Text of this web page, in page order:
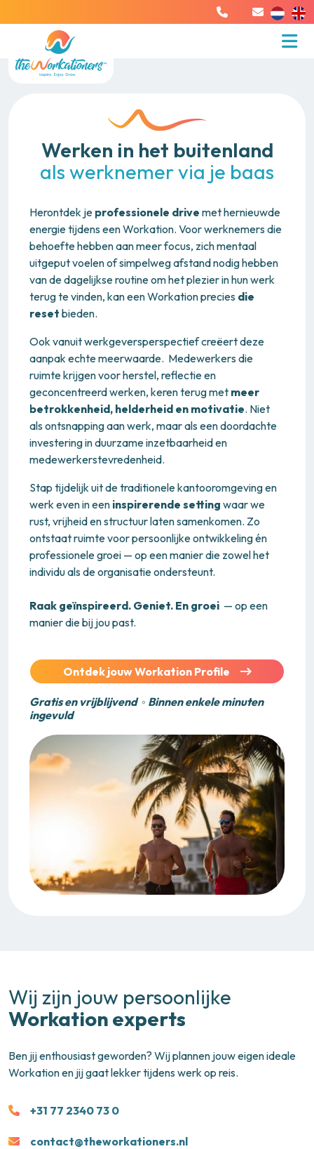
Werknemer
Werken in het buitenland
als werknemer via je baas
Herontdek je professionele drive met hernieuwde
energie tijdens een Workation. Voor werknemers die
behoefte hebben aan meer focus, zich mentaal
uitgeput voelen of simpelweg afstand nodig hebben
van de dagelijkse routine om het plezier in hun werk
terug te vinden, kan een Workation precies die
reset bieden.
Ook vanuit werkgeversperspectief creëert deze
aanpak echte meerwaarde. Medewerkers die
ruimte krijgen voor herstel, reflectie en
geconcentreerd werken, keren terug met meer
betrokkenheid, helderheid en motivatie. Niet
als ontsnapping aan werk, maar als een doordachte
investering in duurzame inzetbaarheid en
medewerkerstevredenheid.
Stap tijdelijk uit de traditionele kantooromgeving en
werk even in een inspirerende setting waar we
rust, vrijheid en structuur laten samenkomen. Zo
ontstaat ruimte voor persoonlijke ontwikkeling én
professionele groei — op een manier die zowel het
individu als de organisatie ondersteunt.
Raak geïnspireerd. Geniet. En groei — op een
manier die bij jou past.
Ontdek jouw Workation Profile
Gratis en vrijblijvend ◦ Binnen enkele minuten
ingevuld
Wij zijn jouw persoonlijke
Workation experts
Ben jij enthousiast geworden? Wij plannen jouw eigen ideale
Workation en jij gaat lekker tijdens werk op reis.
+31 77 2340 73 0
contact@theworkationers.nl